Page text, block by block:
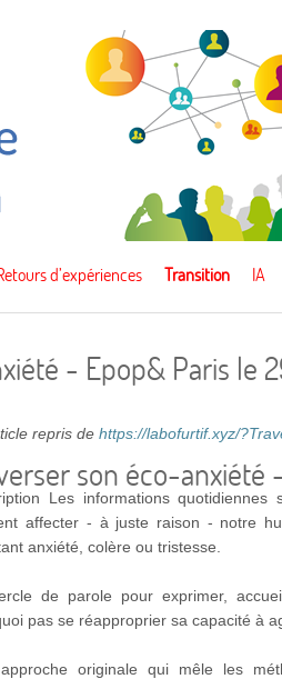
d’expériences Transition IA
- Epop& Paris le
repris dehttps://labofurtif.xyz/
son éco-anxiété
Les informations
affecter - à juste raison - notre
anxiété, colère ou tristesse.
de parole pour exprimer,
pas se réapproprier sa capacité à
originale qui mêle les